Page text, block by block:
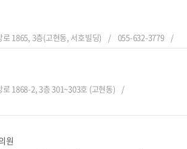
1865, 3층(고현동, 서호빌딩)
055-632-3779
1868-2, 3층 301~303호 (고현동)
원